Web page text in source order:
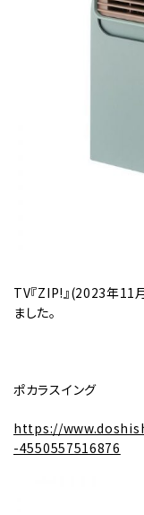
TV『ZIP!』(2023年11
ました。
ポカラスイング
https://
-4550557516876